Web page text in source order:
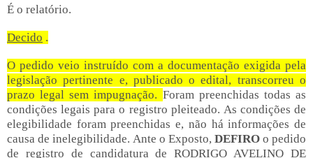
É o relatório.
Decido .
O pedido veio instruído com a documentação exigida pela
legislação pertinente e, publicado o edital, transcorreu o
prazo legal sem impugnação. Foram preenchidas todas as
condições legais para o registro pleiteado. As condições de
elegibilidade foram preenchidas e, não há informações de
causa de inelegibilidade. Ante o Exposto, DEFIRO o pedido
de registro de candidatura de RODRIGO AVELINO DE